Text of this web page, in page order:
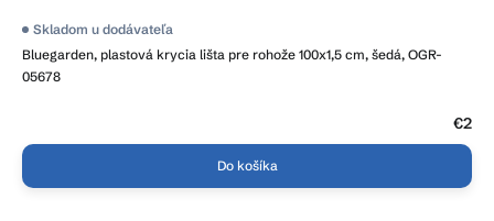
Bluegarden, plastová krycia lišta pre rohože 100x1,5 cm, šedá, OGR-
05678
Skladom u dodávateľa
€2
Do košíka